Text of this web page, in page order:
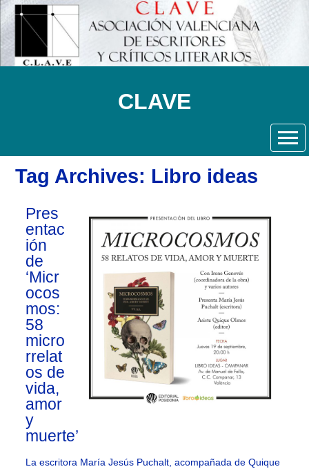
CLAVE
Tag Archives: Libro ideas
Pres
entac
ión
de
‘Micr
ocos
mos:
58
micro
rrelat
os de
vida,
amor
y
muerte’
La escritora María Jesús Puchalt, acompañada de Quique